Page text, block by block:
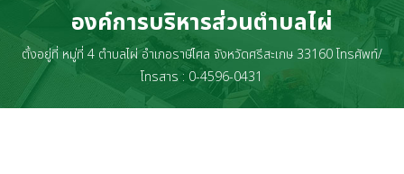
องค์การบริหารส่วนตำบลไผ่
ตั้งอยู่ที่ หมู่ที่ 4 ตำบลไผ่ อำเภอราษีไศล จังหวัดศรีสะเกษ 33160 โทรศัพท์/
โทรสาร : 0-4596-0431